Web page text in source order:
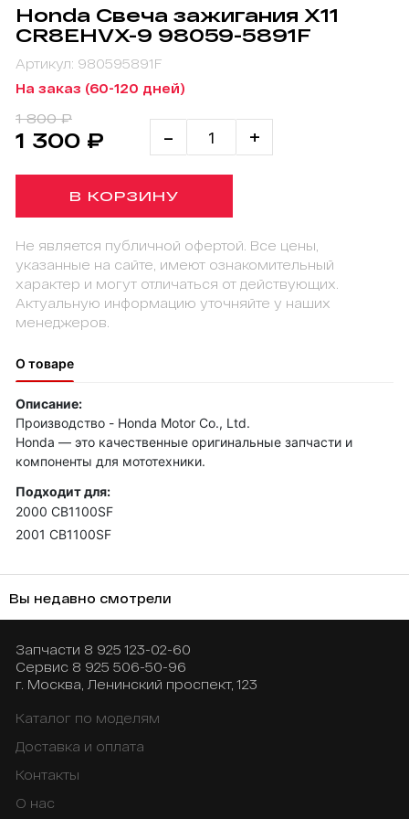
Honda Свеча зажигания X11
CR8EHVX-9 98059-5891F
Артикул: 980595891F
На заказ (60-120 дней)
1 800 ₽
1 300 ₽ - +
В КОРЗИНУ
Не является публичной офертой. Все цены,
указанные на сайте, имеют ознакомительный
характер и могут отличаться от действующих.
Актуальную информацию уточняйте у наших
менеджеров.
О товаре
Описание:
Производство - Honda Motor Co., Ltd.
Honda — это качественные оригинальные запчасти и
компоненты для мототехники.
Подходит для:
2000 CB1100SF
2001 CB1100SF
Вы недавно смотрели
Запчасти 8 925 123-02-60
Сервис 8 925 506-50-96
г. Москва, Ленинский проспект, 123
Каталог по моделям
Доставка и оплата
Контакты
О нас